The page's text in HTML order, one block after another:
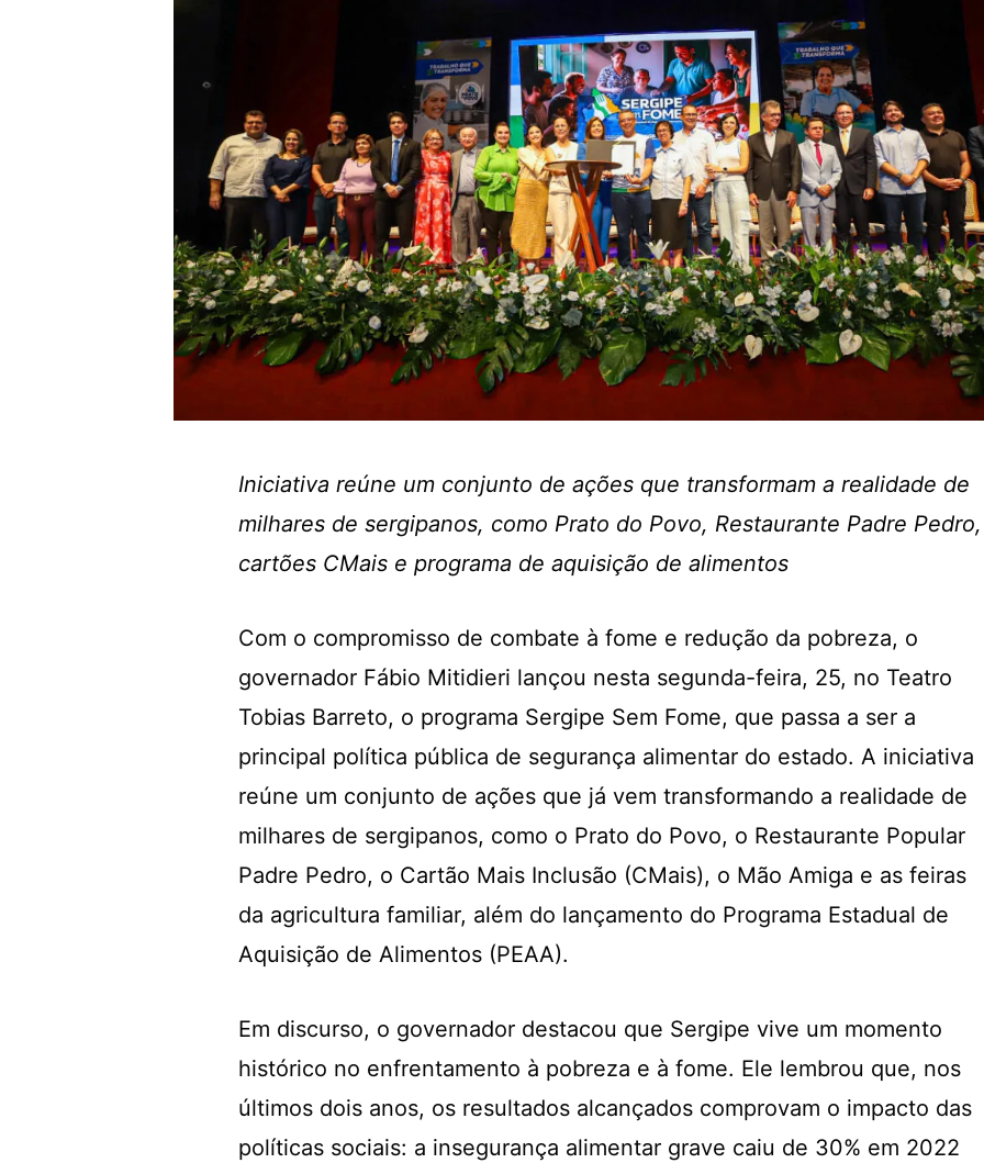
Iniciativa reúne um conjunto de ações que transformam a realidade de
milhares de sergipanos, como Prato do Povo, Restaurante Padre Pedro,
cartões CMais e programa de aquisição de alimentos
Com o compromisso de combate à fome e redução da pobreza, o
governador Fábio Mitidieri lançou nesta segunda-feira, 25, no Teatro
Tobias Barreto, o programa Sergipe Sem Fome, que passa a ser a
principal política pública de segurança alimentar do estado. A iniciativa
reúne um conjunto de ações que já vem transformando a realidade de
milhares de sergipanos, como o Prato do Povo, o Restaurante Popular
Padre Pedro, o Cartão Mais Inclusão (CMais), o Mão Amiga e as feiras
da agricultura familiar, além do lançamento do Programa Estadual de
Aquisição de Alimentos (PEAA).
Em discurso, o governador destacou que Sergipe vive um momento
histórico no enfrentamento à pobreza e à fome. Ele lembrou que, nos
últimos dois anos, os resultados alcançados comprovam o impacto das
políticas sociais: a insegurança alimentar grave caiu de 30% em 2022